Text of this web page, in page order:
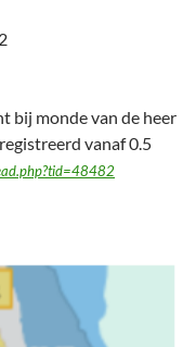
bij monde van de heer
vanaf 0.5